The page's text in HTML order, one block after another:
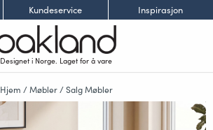
Kundeservice Inspirasjon
Designet i Norge. Laget for å vare
Hjem /Møbler/Salg Møbler